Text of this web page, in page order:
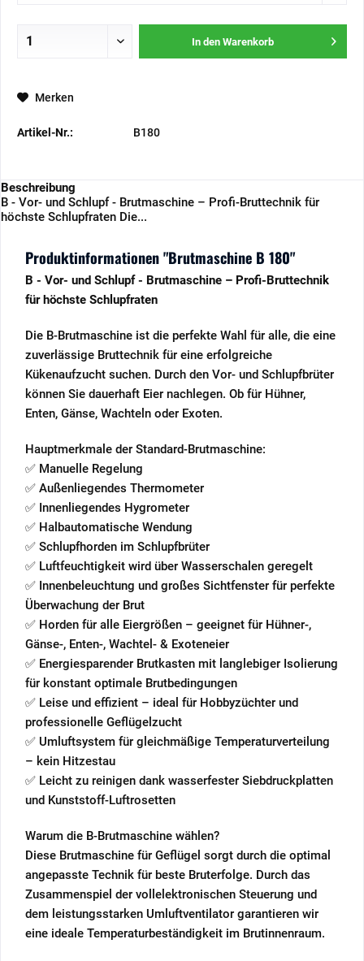
In den Warenkorb
Merken
Artikel-Nr.: B180
Beschreibung
B - Vor- und Schlupf - Brutmaschine – Profi-Bruttechnik für
höchste Schlupfraten Die...
Produktinformationen "Brutmaschine B 180"
B - Vor- und Schlupf - Brutmaschine – Profi-Bruttechnik
für höchste Schlupfraten
Die B-Brutmaschine ist die perfekte Wahl für alle, die eine
zuverlässige Bruttechnik für eine erfolgreiche
Kükenaufzucht suchen. Durch den Vor- und Schlupfbrüter
können Sie dauerhaft Eier nachlegen. Ob für Hühner,
Enten, Gänse, Wachteln oder Exoten.
Hauptmerkmale der Standard-Brutmaschine:
✅ Manuelle Regelung
✅ Außenliegendes Thermometer
✅ Innenliegendes Hygrometer
✅ Halbautomatische Wendung
✅ Schlupfhorden im Schlupfbrüter
✅ Luftfeuchtigkeit wird über Wasserschalen geregelt
✅ Innenbeleuchtung und großes Sichtfenster für perfekte
Überwachung der Brut
✅ Horden für alle Eiergrößen – geeignet für Hühner-,
Gänse-, Enten-, Wachtel- & Exoteneier
✅ Energiesparender Brutkasten mit langlebiger Isolierung
für konstant optimale Brutbedingungen
✅ Leise und effizient – ideal für Hobbyzüchter und
professionelle Geflügelzucht
✅ Umluftsystem für gleichmäßige Temperaturverteilung
– kein Hitzestau
✅ Leicht zu reinigen dank wasserfester Siebdruckplatten
und Kunststoff-Luftrosetten
Warum die B-Brutmaschine wählen?
Diese Brutmaschine für Geflügel sorgt durch die optimal
angepasste Technik für beste Bruterfolge. Durch das
Zusammenspiel der vollelektronischen Steuerung und
dem leistungsstarken Umluftventilator garantieren wir
eine ideale Temperaturbeständigkeit im Brutinnenraum.